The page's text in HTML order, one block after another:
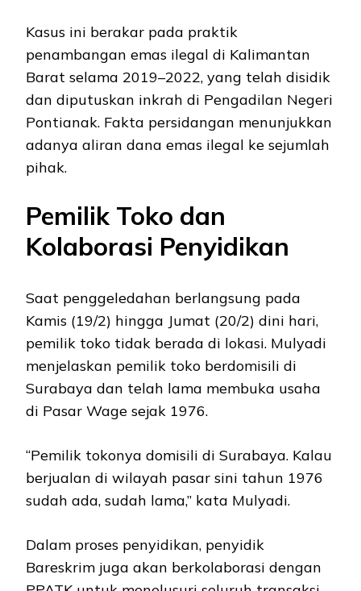
Kasus ini berakar pada praktik
penambangan emas ilegal di Kalimantan
Barat selama 2019–2022, yang telah disidik
dan diputuskan inkrah di Pengadilan Negeri
Pontianak. Fakta persidangan menunjukkan
adanya aliran dana emas ilegal ke sejumlah
pihak.
Pemilik Toko dan
Kolaborasi Penyidikan
Saat penggeledahan berlangsung pada
Kamis (19/2) hingga Jumat (20/2) dini hari,
pemilik toko tidak berada di lokasi. Mulyadi
menjelaskan pemilik toko berdomisili di
Surabaya dan telah lama membuka usaha
di Pasar Wage sejak 1976.
“Pemilik tokonya domisili di Surabaya. Kalau
berjualan di wilayah pasar sini tahun 1976
sudah ada, sudah lama,” kata Mulyadi.
Dalam proses penyidikan, penyidik
Bareskrim juga akan berkolaborasi dengan